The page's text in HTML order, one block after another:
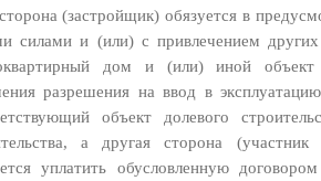
(застройщик) обязуется в
силами и (или) с привлечением
дом и (или) иной
разрешения на ввод в
объект долевого
а другая сторона (участник
уплатить обусловленную